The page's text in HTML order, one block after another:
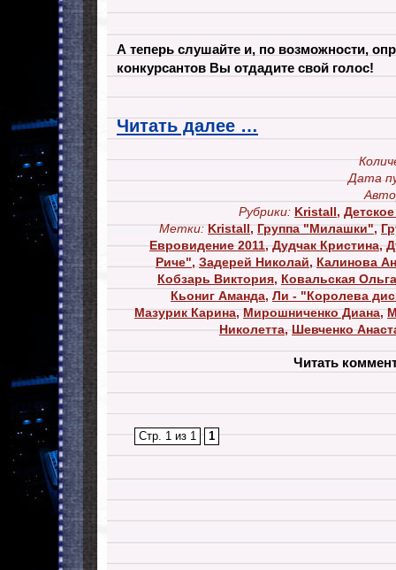
А теперь слушайте и, по возможности,
конкурсантов Вы отдадите свой голос!
Читать далее …
Дата
Рубрики: Kristall,
Метки: Kristall,Группа "Милашки",
Евровидение 2011,Дудчак Кристина,
Риче", Задерей Николай, Калинова
Кобзарь Виктория, Ковальская Ольга
Кьониг Аманда, Ли - "Королева
Мазурик Карина,Мирошниченко Диана,
Николетта, Шевченко
Читать
Стр. 1 из 1 1